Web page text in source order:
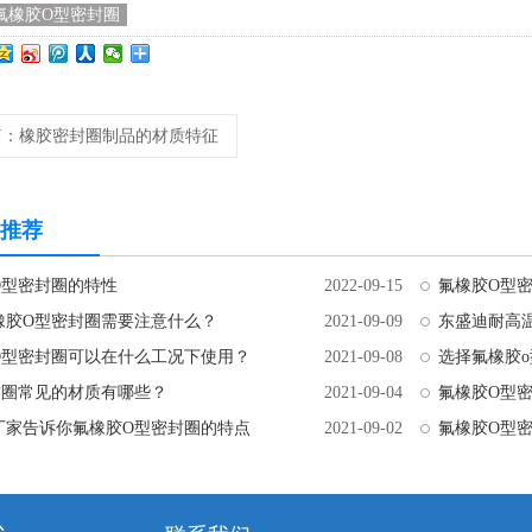
橡胶O型密封圈
：橡胶密封圈制品的材质特征
荐
密封圈的特性 2022-09-15
氟橡胶O型
胶O型密封圈需要注意什么？
2021-09-09
东盛迪耐高
密封圈可以在什么工况下使用？
2021-09-08
选择氟橡胶
常见的材质有哪些？
2021-09-04
氟橡胶O型
家告诉你氟橡胶O型密封圈的特点
2021-09-02 氟橡胶O型